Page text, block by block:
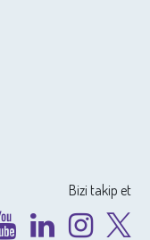
Bizi takip et